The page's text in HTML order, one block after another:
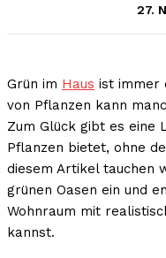
27.
Grün im Haus ist immer
von Pflanzen kann
Zum Glück gibt es eine
Pflanzen bietet, ohne
diesem Artikel tauchen
grünen Oasen ein und
Wohnraum mit
kannst.